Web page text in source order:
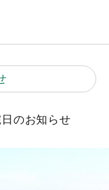
のお知らせ